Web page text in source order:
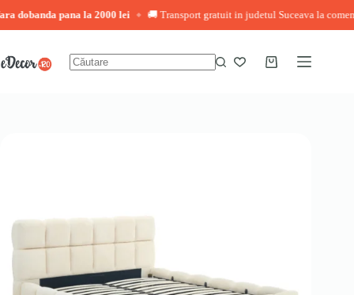
pana la 2000 lei ◆ 🚚 Transport gratuit in judetul Suceava la comenzi
conținut
Coș